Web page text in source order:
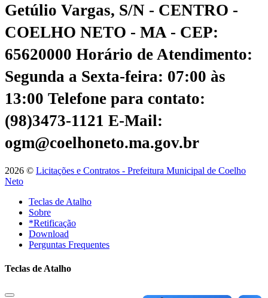
Getúlio Vargas, S/N - CENTRO -
COELHO NETO - MA - CEP:
65620000 Horário de Atendimento:
Segunda a Sexta-feira: 07:00 às
13:00 Telefone para contato:
(98)3473-1121 E-Mail:
ogm@coelhoneto.ma.gov.br
2026 © Licitações e Contratos - Prefeitura Municipal de Coelho
Neto
Teclas de Atalho
Sobre
*Retificação
Download
Perguntas Frequentes
Teclas de Atalho